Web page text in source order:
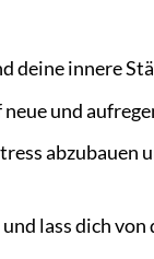
deine innere
und
abzubauen
lass dich